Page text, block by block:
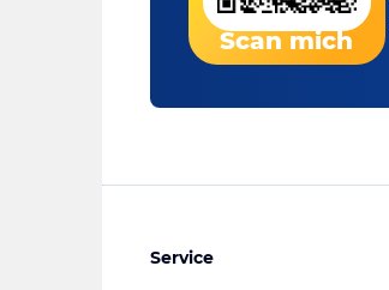
Scan mich
Service